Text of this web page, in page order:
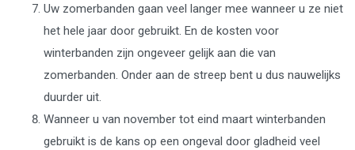
Uw zomerbanden gaan veel langer mee wanneer u ze niet
het hele jaar door gebruikt. En de kosten voor
winterbanden zijn ongeveer gelijk aan die van
zomerbanden. Onder aan de streep bent u dus nauwelijks
duurder uit.
Wanneer u van november tot eind maart winterbanden
gebruikt is de kans op een ongeval door gladheid veel